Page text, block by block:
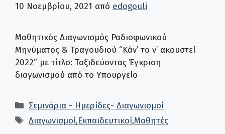
10 Νοεμβρίου, 2021 από edogouli
Μαθητικός Διαγωνισμός Ραδιοφωνικού
Μηνύματος & Τραγουδιού “Κάν’ το ν΄ ακουστεί
2022” με τίτλο: Ταξιδεύοντας Έγκριση
διαγωνισμού από το Υπουργείο
Κατηγορίες
Σεμινάρια - Ημερίδες- Διαγωνισμοί
Ετικέτες
Διαγωνισμοί,Εκπαιδευτικοί,Μαθητές